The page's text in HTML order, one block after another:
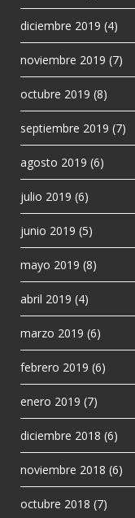
diciembre 2019 (4)
noviembre 2019 (7)
octubre 2019 (8)
septiembre 2019 (7)
agosto 2019 (6)
julio 2019 (6)
junio 2019 (5)
mayo 2019 (8)
abril 2019 (4)
marzo 2019 (6)
febrero 2019 (6)
enero 2019 (7)
diciembre 2018 (6)
noviembre 2018 (6)
octubre 2018 (7)